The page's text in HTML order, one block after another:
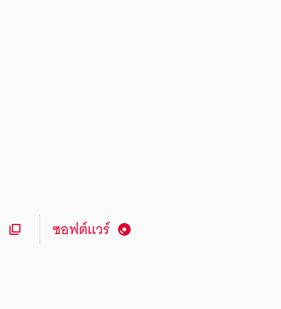
ซอฟต์แวร์